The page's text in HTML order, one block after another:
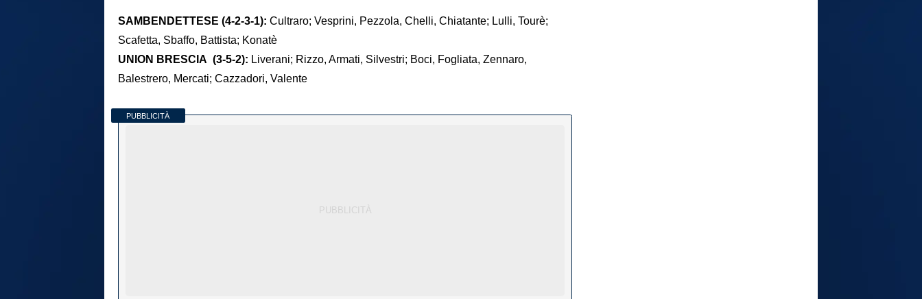
SAMBENDETTESE (4-2-3-1): Cultraro; Vesprini, Pezzola, Chelli, Chiatante; Lulli, Tourè;
Scafetta, Sbaffo, Battista; Konatè
UNION BRESCIA (3-5-2): Liverani; Rizzo, Armati, Silvestri; Boci, Fogliata, Zennaro,
Balestrero, Mercati; Cazzadori, Valente
PUBBLICITÀ